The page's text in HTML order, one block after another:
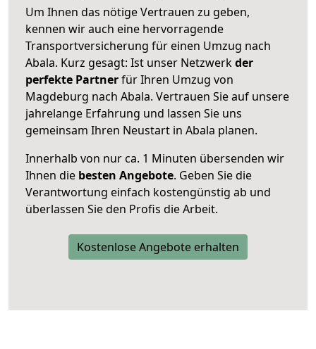
Um Ihnen das nötige Vertrauen zu geben,
kennen wir auch eine hervorragende
Transportversicherung für einen Umzug nach
Abala. Kurz gesagt: Ist unser Netzwerkder
perfekte Partnerfür Ihren Umzug von
Magdeburg nach Abala. Vertrauen Sie auf unsere
jahrelange Erfahrung und lassen Sie uns
gemeinsam Ihren Neustart in Abala planen.
Innerhalb von nur ca. 1 Minuten übersenden wir
Ihnen die besten Angebote. Geben Sie die
Verantwortung einfach kostengünstig ab und
überlassen Sie den Profis die Arbeit.
Kostenlose Angebote erhalten